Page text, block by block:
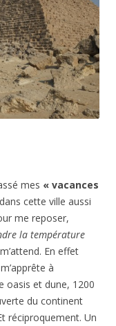
mes « vacances
cette ville aussi
me reposer,
la température
En effet
à
oasis et dune, 1200
du continent
réciproquement. Un